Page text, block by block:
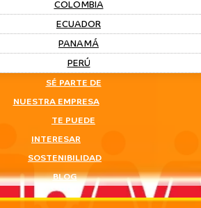
COLOMBIA
ECUADOR
PANAMÁ
PERÚ
SÉ PARTE DE
NUESTRA EMPRESA
TE PUEDE
INTERESAR
SOSTENIBILIDAD
BLOG